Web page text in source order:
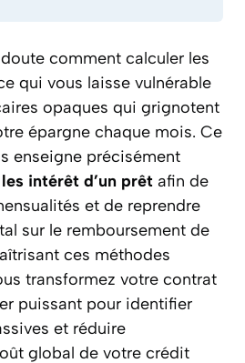
comment calculer les
qui vous laisse vulnérable
opaques qui grignotent
épargne chaque mois. Ce
enseigne précisément
intérêt d’un prêt afin de
et de reprendre
sur le remboursement de
ces méthodes
transformez votre contrat
puissant pour identifier
et réduire
global de votre crédit